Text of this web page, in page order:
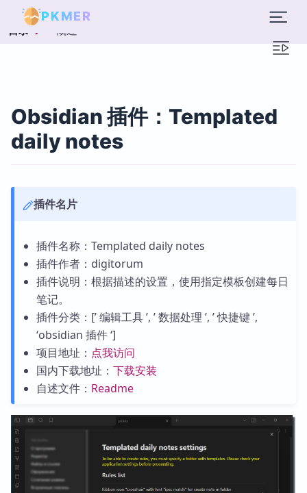
PKMER
目录 概述
Obsidian 插件：Templated
daily notes
插件名片
插件名称：Templated daily notes
插件作者：digitorum
插件说明：根据描述的设置，使用指定模板创建每日
笔记。
插件分类：[’ 编辑工具 ’, ’ 数据处理 ’, ’ 快捷键 ’,
‘obsidian 插件 ‘]
项目地址： 点我访问
国内下载地址： 下载安装
自述文件： Readme